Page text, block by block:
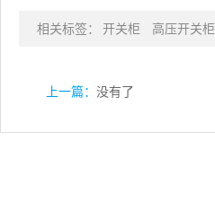
相关标签： 开关柜 高压开关柜
上一篇： 没有了